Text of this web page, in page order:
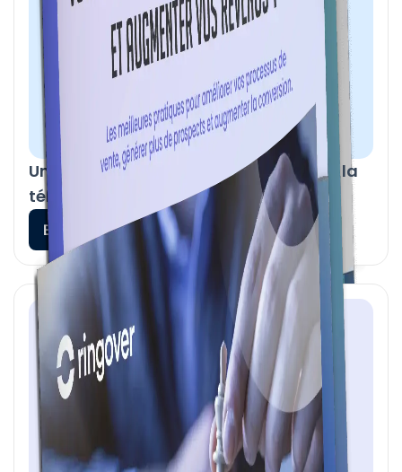
Un support client performant grâce à la
téléphonie cloud
En savoir plus